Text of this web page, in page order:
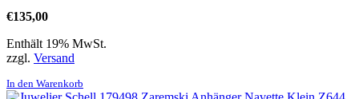
€135,00
Enthält 19% MwSt.
zzgl. Versand
In den Warenkorb